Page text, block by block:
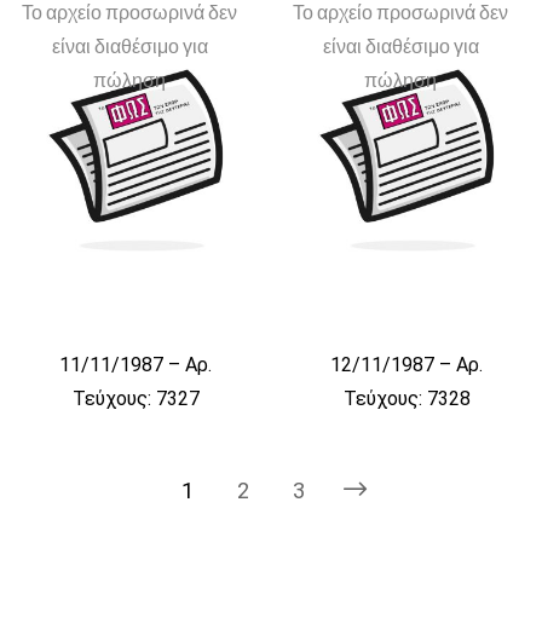
Το αρχείο προσωρινά δεν
είναι διαθέσιμο για
πώληση
11/11/1987 – Αρ.
Τεύχους: 7327
Το αρχείο προσωρινά δεν
είναι διαθέσιμο για
πώληση
12/11/1987 – Αρ.
Τεύχους: 7328
1 2 3